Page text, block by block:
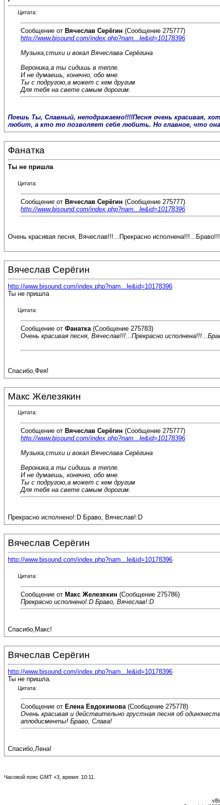
Цитата:
Сообщение от Вячеслав Серёгин (Сообщение 275777)
http://www.bisound.com/index.php?nam...le&id=10178396
Музыка,стихи и вокал Вячеслава Серёгина
Вероника,а ты сидишь в тепле.
И не думаешь, конечно, обо мне.
Ты с подругою,а может с кем другим
Для тебя на свете самым дорогим.
Поешь Ты, Славный, неподражаемо!!!!Песня очень красивая,
любит, а кто то позволяет себя любить. Но главное, что
Фанатка
Ты не пришла
Цитата:
Сообщение от Вячеслав Серёгин (Сообщение 275777)
http://www.bisound.com/index.php?nam...le&id=10178396
Очень красивая песня, Вячеслав!!!...Прекрасно
Вячеслав Серёгин
http://www.bisound.com/index.php?nam...le&id=10178396
Ты не пришла
Цитата:
Сообщение от Фанатка (Сообщение 275783)
Очень красивая песня, Вячеслав!!!...Прекрасно
Спасибо,Фея!
Макс Железякин
Цитата:
Сообщение от Вячеслав Серёгин (Сообщение 275777)
http://www.bisound.com/index.php?nam...le&id=10178396
Музыка,стихи и вокал Вячеслава Серёгина
Вероника,а ты сидишь в тепле.
И не думаешь, конечно, обо мне.
Ты с подругою,а может с кем другим
Для тебя на свете самым дорогим.
Прекрасно исполнено!:D Браво, Вячеслав!:D
Вячеслав Серёгин
http://www.bisound.com/index.php?nam...le&id=10178396
Цитата:
Сообщение от Макс Железякин (Сообщение 275786)
Прекрасно исполнено!:D Браво, Вячеслав!:D
Спасибо,Макс!
Вячеслав Серёгин
http://www.bisound.com/index.php?nam...le&id=10178396
Ты не пришла.
Цитата:
Сообщение от Елена Евдокимова (Сообщение 275778)
Очень красивая и действительно грустная песня об
аплодисменты! Браво, Слава!
Спасибо,Лена!
Часовой пояс GMT +3, время: 10:11